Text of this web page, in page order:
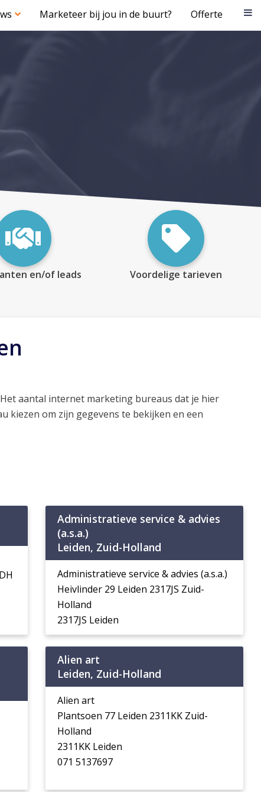
Marketeer bij jou in de buurt? Offerte
en/of leads Voordelige tarieven
aantal internet marketing bureaus dat je hier
kiezen om zijn gegevens te bekijken en een
Administratieve service & advies
(a.s.a.)
Leiden, Zuid-Holland
Administratieve service & advies (a.s.a.)
Heivlinder 29 Leiden 2317JS Zuid-
Holland
2317JS Leiden
Alien art
Leiden, Zuid-Holland
Alien art
Plantsoen 77 Leiden 2311KK Zuid-
Holland
2311KK Leiden
071 5137697